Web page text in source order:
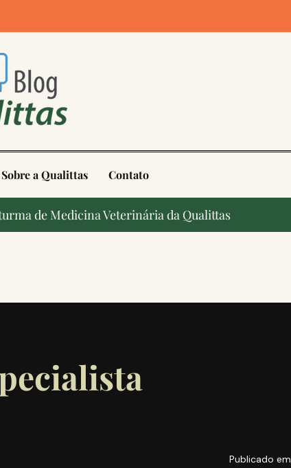
Sobre a Qualittas Contato
de Medicina Veterinária da Qualittas
Publicado em